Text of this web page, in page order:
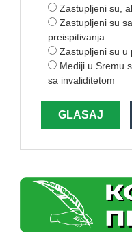
Zastupljeni su,
Zastupljeni su
preispitivanja
Zastupljeni su u
Mediji u Sremu
sa invaliditetom
GLASAJ